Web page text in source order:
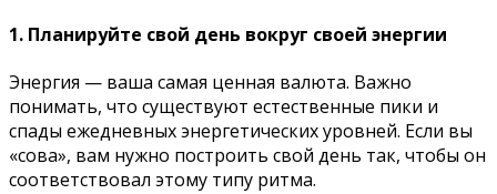
1. Планируйте свой день вокруг своей энергии
Энергия — ваша самая ценная валюта. Важно
понимать, что существуют естественные пики и
спады ежедневных энергетических уровней. Если вы
«сова», вам нужно построить свой день так, чтобы он
соответствовал этому типу ритма.